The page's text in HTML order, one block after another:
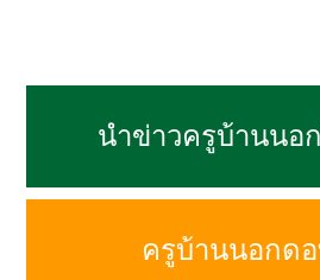
นำข่าวครูบ้านนอ
ครูบ้านนอกด